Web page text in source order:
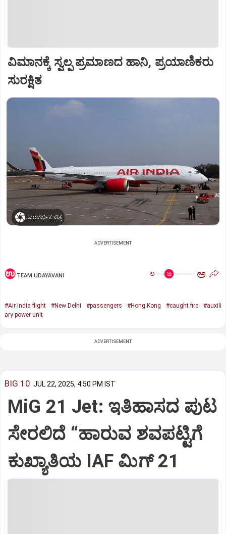
ವಿಮಾನಕ್ಕೆ ಸ್ವಲ್ಪ ಪ್ರಮಾಣದ ಹಾನಿ, ಪ್ರಯಾಣಿಕರು
ಸುರಕ್ಷಿತ
ಸಾಂದರ್ಭಿಕ ಚಿತ್ರ
ADVERTISEMENT
TEAM UDAYAVANI ಅ ಅ
#Air India flight #New Delhi #passengers #Hong Kong #caught fire
#auxili
ary power unit
ADVERTISEMENT
BIG 10 JUL 22, 2025, 4:50 PM IST
MiG 21 Jet: ಇತಿಹಾಸದ ಪುಟ
ಸೇರಲಿದೆ “ಹಾರುವ ಶವಪಟ್ಟಿಗೆ
ಕುಖ್ಯಾತಿಯ IAF ಮಿಗ್‌ 21